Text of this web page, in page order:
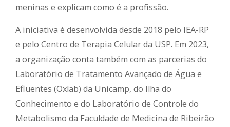
meninas e explicam como é a profissão.
A iniciativa é desenvolvida desde 2018 pelo IEA-RP
e pelo Centro de Terapia Celular da USP. Em 2023,
a organização conta também com as parcerias do
Laboratório de Tratamento Avançado de Água e
Efluentes (Oxlab) da Unicamp, do Ilha do
Conhecimento e do Laboratório de Controle do
Metabolismo da Faculdade de Medicina de Ribeirão